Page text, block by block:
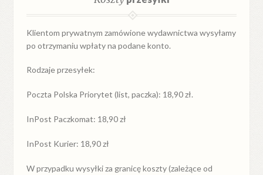
Klientom prywatnym zamówione wydawnictwa wysyłamy
po otrzymaniu wpłaty na podane konto.
Rodzaje przesyłek:
Poczta Polska Priorytet (list, paczka): 18,90 zł.
InPost Paczkomat: 18,90 zł
InPost Kurier: 18,90 zł
W przypadkuwysyłkiza granicękoszty (zależące od